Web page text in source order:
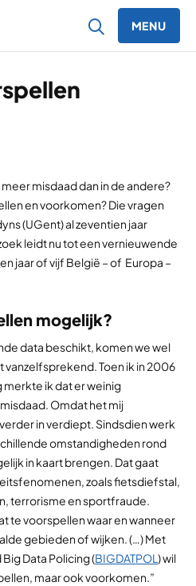
MENU
misdaad dan in de andere?
en voorkomen? Die vragen
(UGent) al zeventien jaar
leidt nu tot een vernieuwende
jaar of vijf België – of Europa –
mogelijk?
data beschikt, komen we wel
vanzelfsprekend. Toen ik in 2006
ik dat er weinig
Omdat het mij
in verdiept. Sindsdien werk
omstandigheden rond
in kaart brengen. Dat gaat
zoals fietsdiefstal,
terrorisme en sportfraude.
te voorspellen waar en wanneer
gebieden of wijken. (…) Met
Data Policing (BIGDATPOL ) wil
maar ook voorkomen.”